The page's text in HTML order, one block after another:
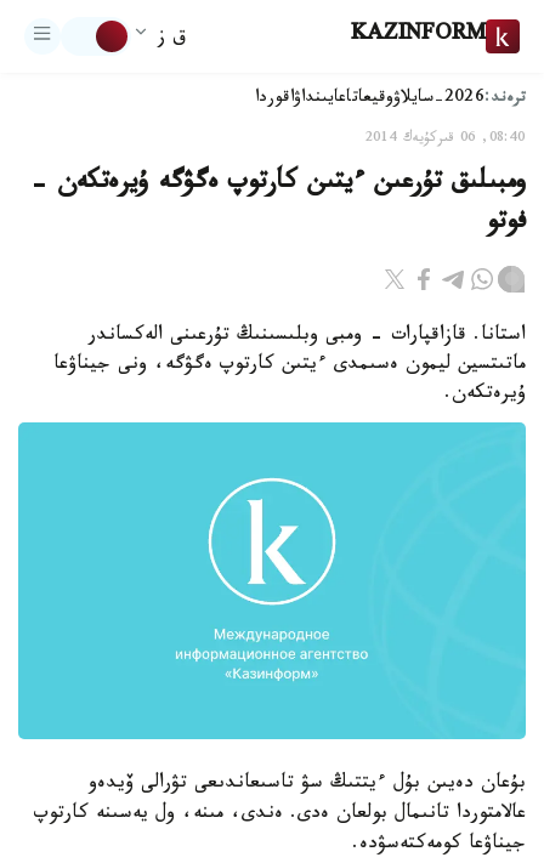
KAZINFORM ق ز
ترەند:2026-سايلاۋ وقيعاتاعايىنداۋاقوردا
08:40, 06 قىركۇيەك 2014
ومبىلىق تۇرعىن ءيتىن كارتوپ ەگۋگە ۇيرەتكەن -
فوتو
استانا. قازاقپارات - ومبى وبلىسىنىڭ تۇرعىنى الەكساندر
ماتىتسين ليمون ەسىمدى ءيتىن كارتوپ ەگۋگە، ونى جيناۋعا
ۇيرەتكەن.
بۇعان دەيىن بۇل ءيتتىڭ سۋ تاسىعاندىعى تۋرالى ۆيدەو
عالامتوردا تانىمال بولعان ەدى. ەندى، مىنە، ول يەسىنە كارتوپ
جيناۋعا كومەكتەسۋدە.